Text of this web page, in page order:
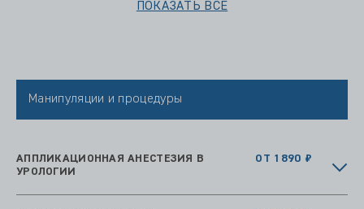
ПОКАЗАТЬ ВСЕ
Манипуляции и процедуры
АППЛИКАЦИОННАЯ АНЕСТЕЗИЯ В
УРОЛОГИИ
ОТ 1890 ₽